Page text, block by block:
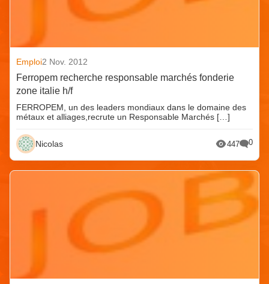
Emploi2 Nov. 2012
Ferropem recherche responsable marchés fonderie
zone italie h/f
FERROPEM, un des leaders mondiaux dans le domaine des
métaux et alliages,recrute un Responsable Marchés […]
Nicolas 447 0